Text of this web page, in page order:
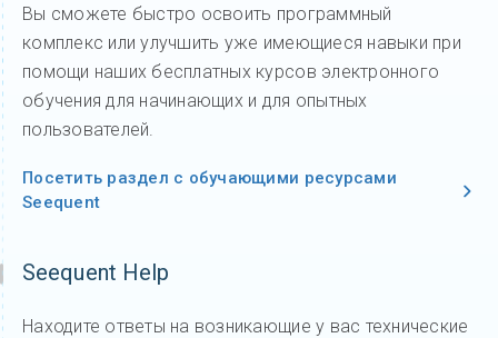
Вы сможете быстро освоить программный
комплекс или улучшить уже имеющиеся навыки при
помощи наших бесплатных курсов электронного
обучения для начинающих и для опытных
пользователей.
Посетить раздел с обучающими ресурсами
Seequent
Seequent Help
Находите ответы на возникающие у вас технические